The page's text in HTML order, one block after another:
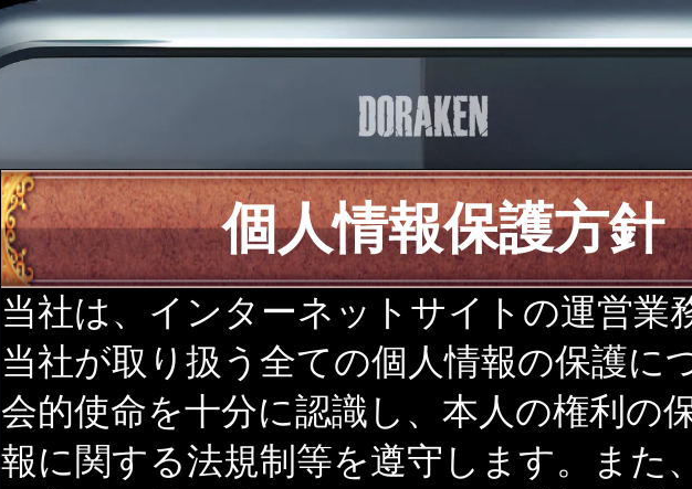
個人情報保護方針
当社は、インターネットサイトの運営業
当社が取り扱う全ての個人情報の保護に
会的使命を十分に認識し、本人の権利の
報に関する法規制等を遵守します。また